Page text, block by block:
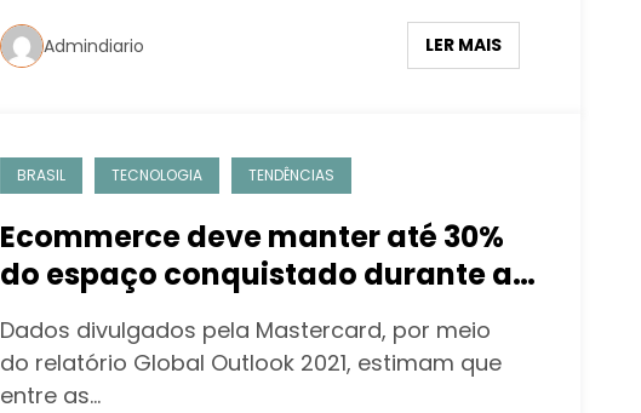
Admindiario LER MAIS
BRASIL TECNOLOGIA TENDÊNCIAS
Ecommerce deve manter até 30%
do espaço conquistado durante a
pandemia
Dados divulgados pela Mastercard, por meio
do relatório Global Outlook 2021, estimam que
entre as…